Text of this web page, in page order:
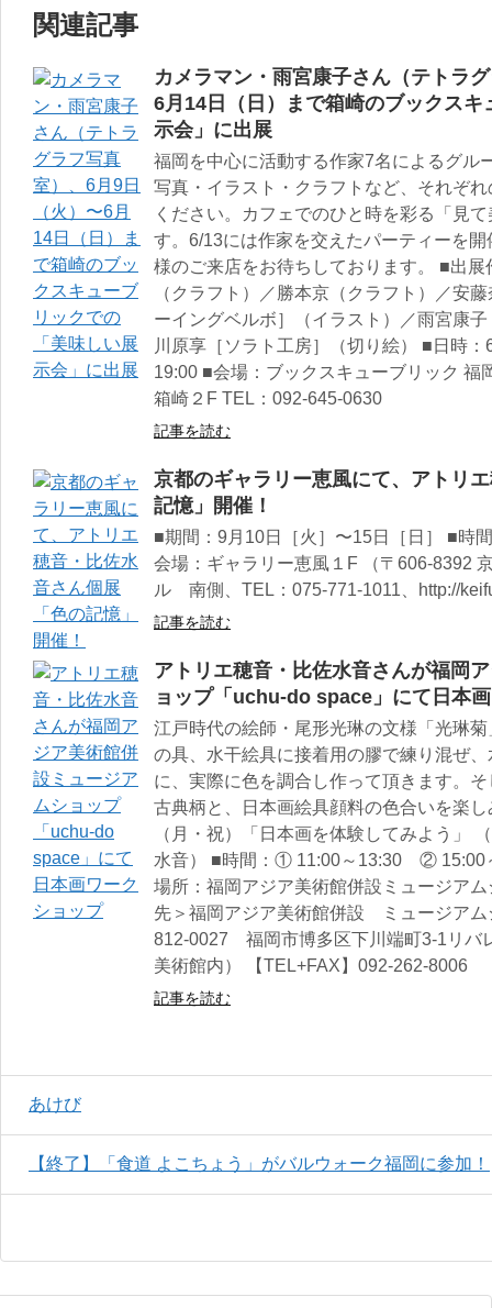
関連記事
カメラマン・雨宮康子さん（テトラ
6月14日（日）まで箱崎のブックス
示会」に出展
福岡を中心に活動する作家7名によるグル
写真・イラスト・クラフトなど、それぞ
ください。カフェでのひと時を彩る「見
す。6/13には作家を交えたパーティーを
様のご来店をお待ちしております。 ■出
（クラフト）／勝本京（クラフト）／安
ーイングベルボ］（イラスト）／雨宮康
川原享［ソラト工房］（切り絵） ■日時
19:00 ■会場：ブックスキューブリック 福
箱崎２F TEL：092-645-0630
記事を読む
京都のギャラリー恵風にて、アトリ
記憶」開催！
■期間：9月10日［火］〜15日［日］ ■時
会場：ギャラリー恵風１F （〒606-8392
ル 南側、TEL：075-771-1011、http://
記事を読む
アトリエ穂音・比佐水音さんが福岡
ョップ「uchu-do space」にて日本
江戸時代の絵師・尾形光琳の文様「光琳
の具、水干絵具に接着用の膠で練り混ぜ
に、実際に色を調合し作って頂きます。
古典柄と、日本画絵具顔料の色合いを楽
（月・祝）「日本画を体験してみよう」
水音） ■時間：① 11:00～13:30 ② 15:00
場所：福岡アジア美術館併設ミュージア
先＞福岡アジア美術館併設 ミュージアム
812-0027 福岡市博多区下川端町3-1リバ
美術館内） 【TEL+FAX】092-262-8006
記事を読む
あけび
【終了】「食道 よこちょう」がバルウォーク福岡に参加！